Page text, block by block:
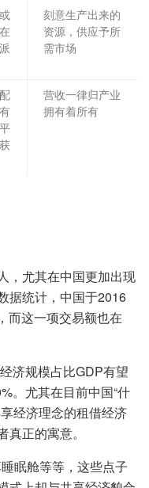
刻意生产出来的
资源，供应予所
需市场
营收一律归产业
拥有着所有
，尤其在中国更加出现
据统计，中国于2016
而这一项交易额也在
济规模占比GDP有望
。尤其在目前中国“什
经济理念的租借经济
正的寓意。
眠舱等等，这些点子